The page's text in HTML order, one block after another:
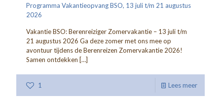
Programma Vakantieopvang BSO, 13 juli t/m 21 augustus
2026
Vakantie BSO: Berenreiziger Zomervakantie – 13 juli t/m
21 augustus 2026 Ga deze zomer met ons mee op
avontuur tijdens de Berenreizen Zomervakantie 2026!
Samen ontdekken […]
1 Lees meer